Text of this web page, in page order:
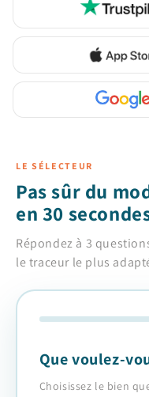
LE SÉLECTEUR
Pas sûr du
en 30
Répondez à 3
le traceur le plus
Question 1 sur 3
Que voulez-
Choisissez le bien